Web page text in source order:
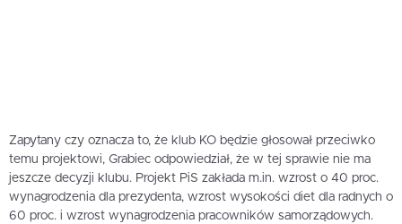
Zapytany czy oznacza to, że klub KO będzie głosował przeciwko
temu projektowi, Grabiec odpowiedział, że w tej sprawie nie ma
jeszcze decyzji klubu. Projekt PiS zakłada m.in. wzrost o 40 proc.
wynagrodzenia dla prezydenta, wzrost wysokości diet dla radnych o
60 proc. i wzrost wynagrodzenia pracowników samorządowych.